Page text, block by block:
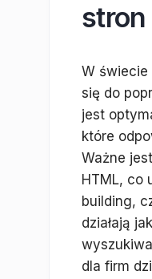
W
się do
jest
które
Ważne
HTML, co
building,
działają
dla firm